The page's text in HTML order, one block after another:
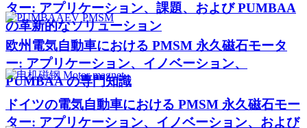
ター: アプリケーション、課題、および PUMBAA
の革新的なソリューション
欧州電気自動車における PMSM 永久磁石モータ
ー: アプリケーション、イノベーション、
PUMBAA の専門知識
ドイツの電気自動車における PMSM 永久磁石モー
ター: アプリケーション、イノベーション、および